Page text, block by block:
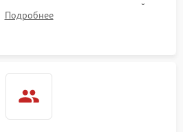
поправок, кольца отстройки
Выявление сколов, внутренних
Подробнее